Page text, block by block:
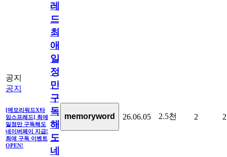
공지
공지
[메모리워드X타
임스프레드] 최애
일정만 구독해도
네이버페이 지급!
최애 구독 이벤트
OPEN!
레
드]
최
애
일
정
만
구
독
해
도
네
memoryword 26.06.05 2.5천 2 2